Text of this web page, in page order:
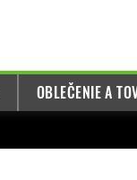
OBLEČENIE A